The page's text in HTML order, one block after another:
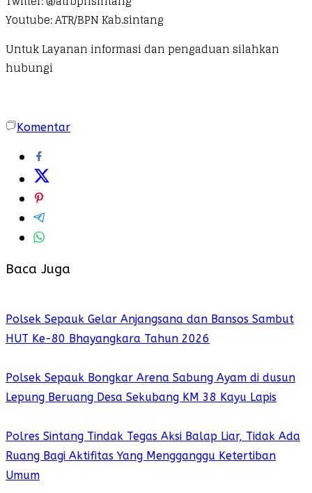
Youtube: ATR/BPN Kab.sintang
Untuk Layanan informasi dan pengaduan silahkan
hubungi
Komentar
Baca Juga
Polsek Sepauk Gelar Anjangsana dan Bansos Sambut
HUT Ke-80 Bhayangkara Tahun 2026
Polsek Sepauk Bongkar Arena Sabung Ayam di dusun
Lepung Beruang Desa Sekubang KM 38 Kayu Lapis
Polres Sintang Tindak Tegas Aksi Balap Liar, Tidak Ada
Ruang Bagi Aktifitas Yang Mengganggu Ketertiban
Umum